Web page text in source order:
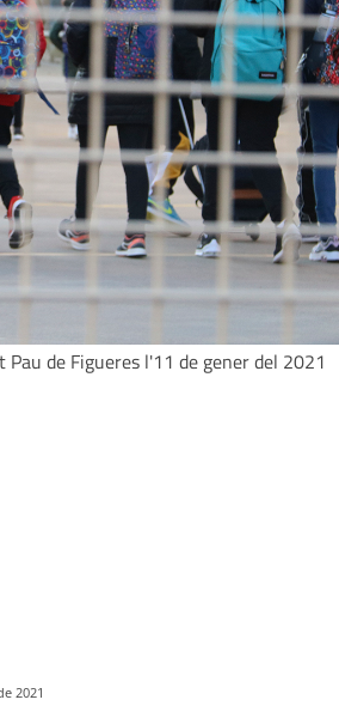
de Figueres l'11 de gener del 2021
2021